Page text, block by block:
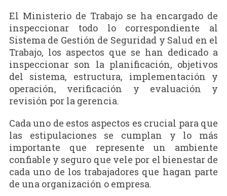
El Ministerio de Trabajo se ha encargado de
inspeccionar todo lo correspondiente al
Sistema de Gestión de Seguridad y Salud en el
Trabajo, los aspectos que se han dedicado a
inspeccionar son la planificación, objetivos
del sistema, estructura, implementación y
operación, verificación y evaluación y
revisión por la gerencia.
Cada uno de estos aspectos es crucial para que
las estipulaciones se cumplan y lo más
importante que represente un ambiente
confiable y seguro que vele por el bienestar de
cada uno de los trabajadores que hagan parte
de una organización o empresa.